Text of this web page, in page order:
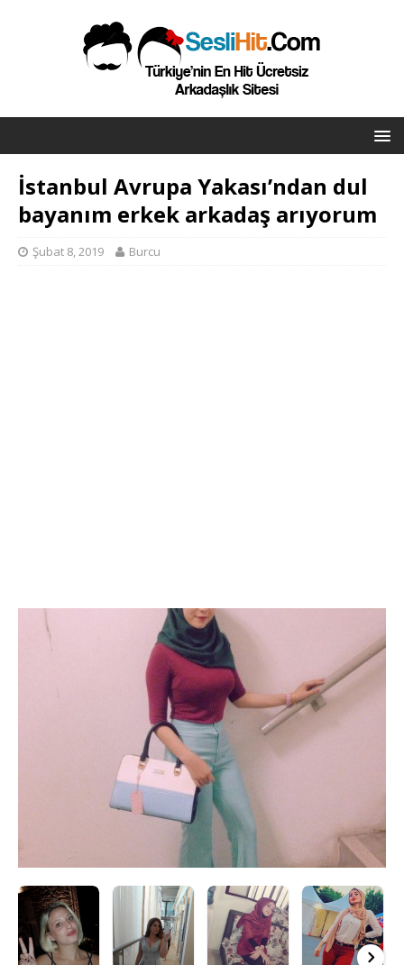
İstanbul Avrupa Yakası’ndan dul
bayanım erkek arkadaş arıyorum
Şubat 8, 2019 Burcu